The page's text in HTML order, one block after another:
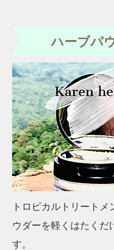
ハーブパ
トロピカルトリートメ
ウダーを軽くはたくだ
す。